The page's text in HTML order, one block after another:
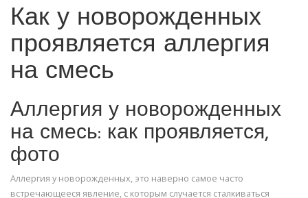
Как у новорожденных
проявляется аллергия
на смесь
Аллергия у новорожденных
на смесь: как проявляется,
фото
Аллергия у новорожденных, это наверно самое часто
встречающееся явление, с которым случается сталкиваться